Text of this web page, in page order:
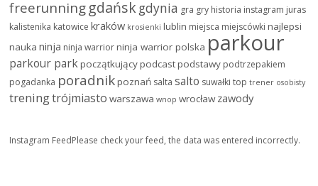
freerunninggdańskgdynia gra gry historia instagram juras
kalistenika katowice kraków krosienki lublin miejsca miejscówki najlepsi
nauka ninja ninja warrior ninja warrior polska parkour
parkour parkpoczątkującypodcastpodstawy podtrzepakiem
pogadanka poradnikpoznań salta salto suwałki top trener osobisty
treningtrójmiasto warszawa wnop wrocławzawody
Instagram FeedPlease check your feed, the data was entered incorrectly.